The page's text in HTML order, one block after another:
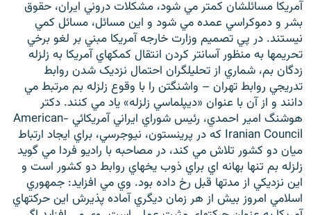
آمريکا مسائلشان کمتر مي شود، مشکلات دروني ايران، حقوق
بشر و دموکراسي عمده مي شود و اين مسائل، مسائل کمي
نيستند. در پي تصميم وزارت خارجه آمريکا مبني بر لغو برخي
تحريمها به منظور آسانتر کردن انتقال کمکهاي آمريکا به زلزله
زدگان بم، شماري از تحليلگران احتمال نزديک شدن روابط
تدريجي روابط تهران – واشنگتن را با وقوع زلزله بم مرتبط مي
دانند و از آن با عنوان «ديپلماسي زلزله» ياد مي کنند. دکتر
هوشنگ امير احمدي، رئيس شوراي ايراني آمريكائي American-
Iranian Council كه در پرينستون، نيوجرسي، براي ايجاد ارتباط
ميان دو كشور تلاش مي كند، در مصاحبه با راديو فردا مي گويد
زلزله بم تنها بهانه اي براي ذوب يخهاي روابط دو کشور است و
اين نزديکي از مدتها قبل رخ داده بود. وي مي افزايد: جمهوري
اسلامي امروز بيش از هر زمان ديگري آماده پذيرش اين حرکتهاي